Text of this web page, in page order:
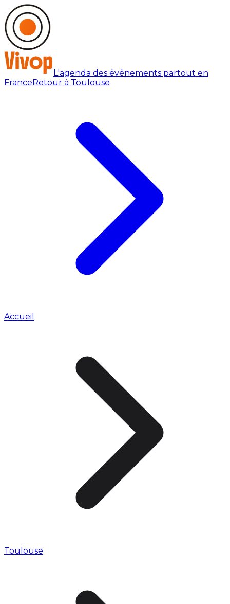
L'agenda des événements partout en
FranceRetour à Toulouse
Accueil
Toulouse